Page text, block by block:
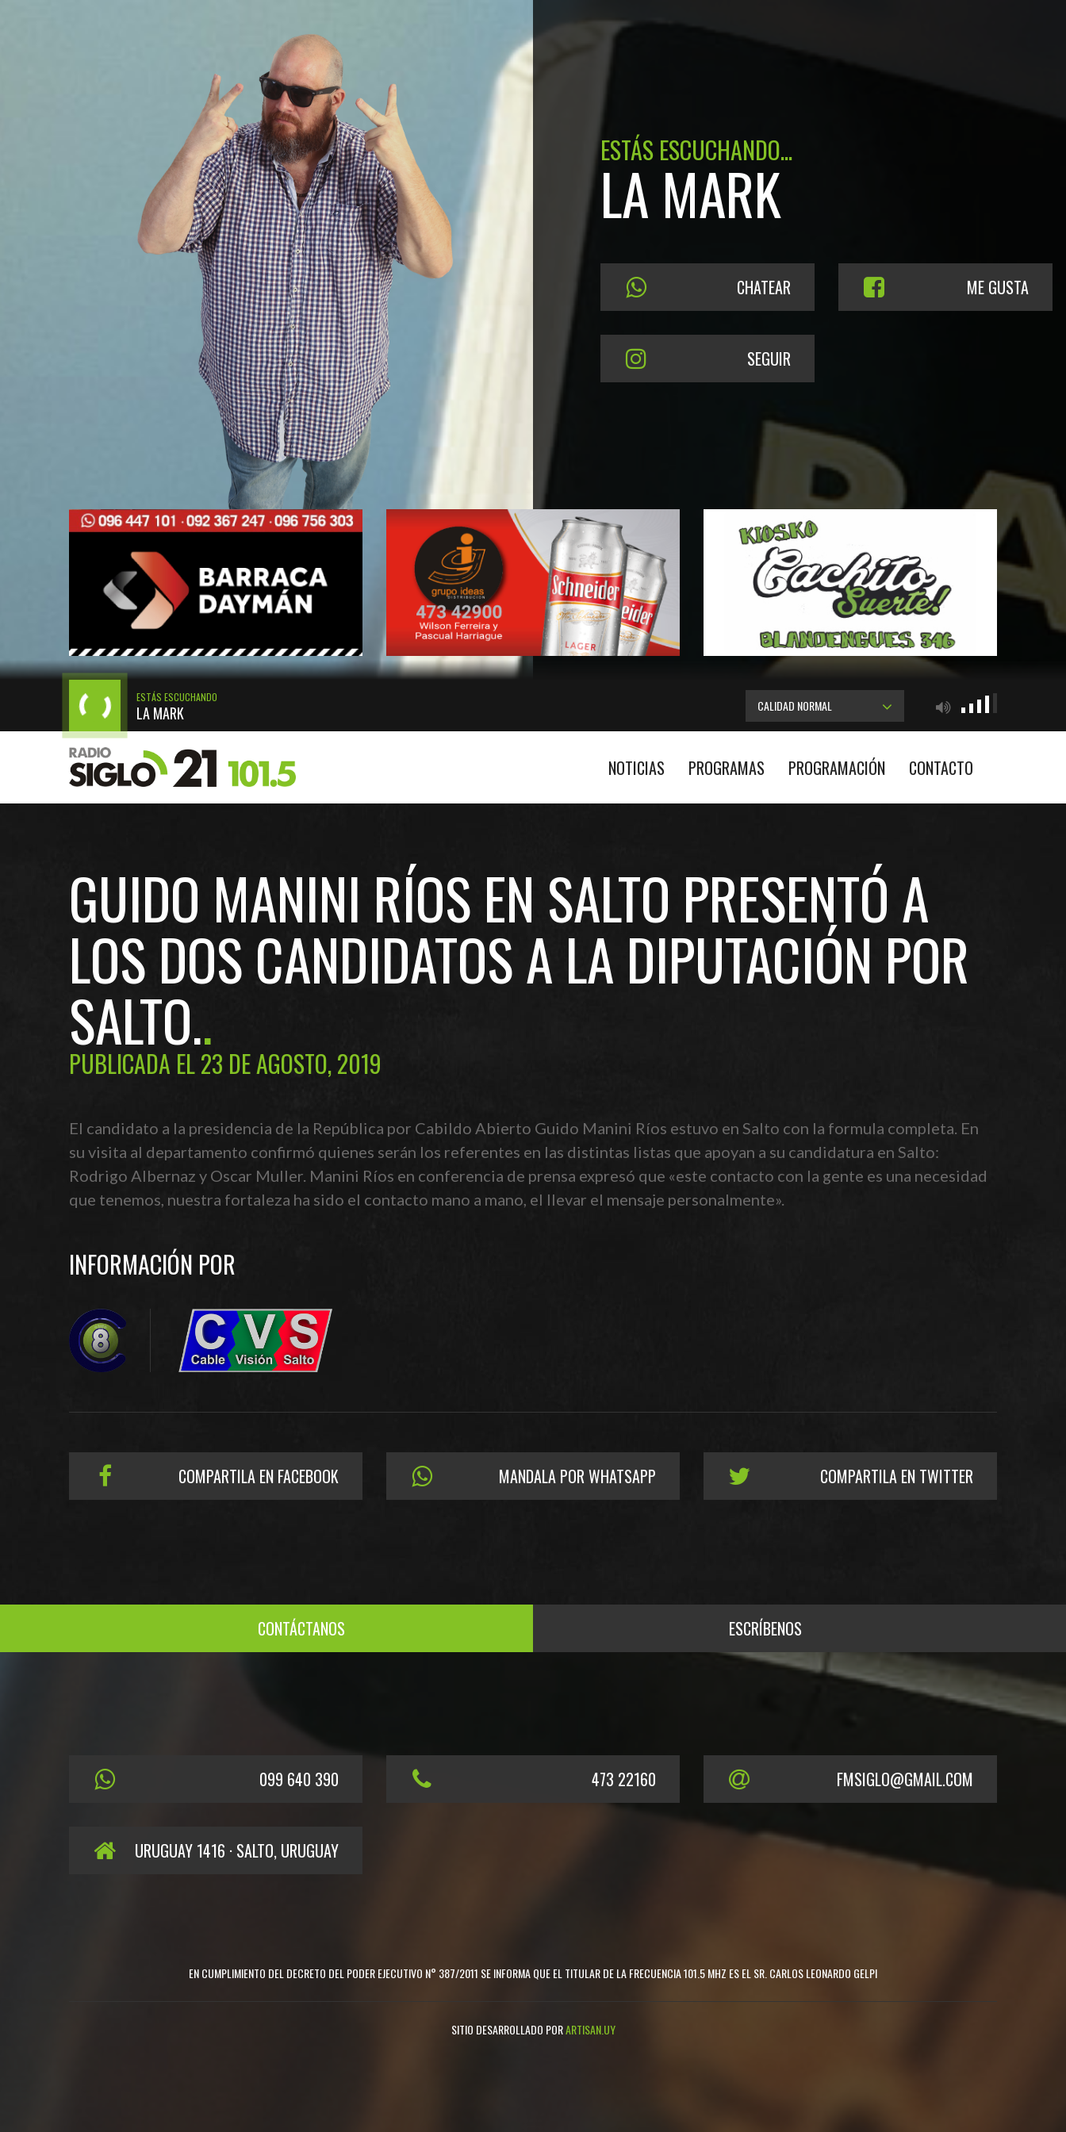
ESTÁS ESCUCHANDO...
LA MARK
CHATEAR ME GUSTA
SEGUIR
ESTÁS ESCUCHANDO
LA MARK CALIDAD NORMAL
NOTICIAS PROGRAMAS PROGRAMACIÓN CONTACTO
GUIDO MANINI RÍOS EN SALTO PRESENTÓ A
LOS DOS CANDIDATOS A LA DIPUTACIÓN POR
SALTO.
PUBLICADA EL 23 DE AGOSTO, 2019
El candidato a la presidencia de la República por Cabildo Abierto Guido Manini Ríos estuvo en Salto con la formula completa. En
su visita al departamento confirmó quienes serán los referentes en las distintas listas que apoyan a su candidatura en Salto:
Rodrigo Albernaz y Oscar Muller. Manini Ríos en conferencia de prensa expresó que «este contacto con la gente es una necesidad
que tenemos, nuestra fortaleza ha sido el contacto mano a mano, el llevar el mensaje personalmente».
INFORMACIÓN POR
COMPARTILA EN FACEBOOK MANDALA POR WHATSAPP COMPARTILA EN TWITTER
CONTÁCTANOS ESCRÍBENOS
099 640 390 473 22160 FMSIGLO@GMAIL.COM
URUGUAY 1416 · SALTO, URUGUAY
EN CUMPLIMIENTO DEL DECRETO DEL PODER EJECUTIVO N° 387/2011 SE INFORMA QUE EL TITULAR DE LA FRECUENCIA 101.5 MHZ ES EL SR. CARLOS LEONARDO GELPI
SITIO DESARROLLADO PORARTISAN.UY